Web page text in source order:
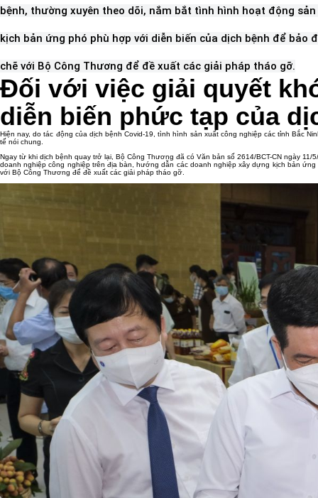
bệnh, thường xuyên theo dõi, nắm bắt tình hình hoạt động
kịch bản ứng phó phù hợp với diễn biến của dịch bệnh để
chẽ với Bộ Công Thương để đề xuất các giải pháp tháo gỡ.
Đối với việc giải quyết
diễn biến phức tạp của
Hiện nay, do tác động của dịch bệnh Covid-19, tình hình sản xuất công nghiệp các tỉnh Bắc
tế nói chung.
Ngay từ khi dịch bệnh quay trở lại, Bộ Công Thương đã có Văn bản số 2614/BCT-CN ngày
doanh nghiệp công nghiệp trên địa bàn, hướng dẫn các doanh nghiệp xây dựng kịch bản
với Bộ Công Thương để đề xuất các giải pháp tháo gỡ.